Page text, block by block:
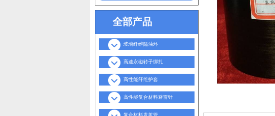
全部产品
玻璃纤维隔油环
高速永磁转子绑扎
高性能纤维护套
高性能复合材料避雷针
复合材料发射管